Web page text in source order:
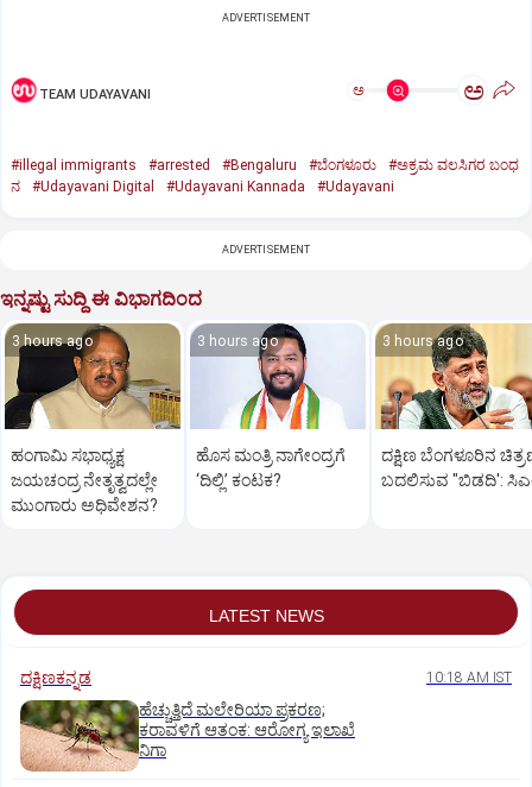
ADVERTISEMENT
TEAM UDAYAVANI ಅ ಅ
#illegal immigrants #arrested #Bengaluru #ಬೆಂಗಳೂರು
#ಅಕ್ರಮ ವಲಸಿಗರ ಬಂಧ
ನ
#Udayavani Digital #Udayavani Kannada #Udayavani
ADVERTISEMENT
ಇನ್ನಷ್ಟು ಸುದ್ದಿ ಈ ವಿಭಾಗದಿಂದ
3 hours ago
ಹಂಗಾಮಿ ಸಭಾಧ್ಯಕ್ಷ
ಜಯಚಂದ್ರ ನೇತೃತ್ವದಲ್ಲೇ
ಮುಂಗಾರು ಅಧಿವೇಶನ?
3 hours ago
ಹೊಸ ಮಂತ್ರಿ ನಾಗೇಂದ್ರಗೆ
‘ದಿಲ್ಲಿ’ ಕಂಟಕ?
3 hours ago
ದಕ್ಷಿಣ ಬೆಂಗಳೂರಿನ
ಬದಲಿಸುವ "ಬಿಡದಿ':
LATEST NEWS
ದಕ್ಷಿಣಕನ್ನಡ 10:18 AM IST
ಹೆಚ್ಚುತ್ತಿದೆ ಮಲೇರಿಯಾ ಪ್ರಕರಣ;
ಕರಾವಳಿಗೆ ಆತಂಕ: ಆರೋಗ್ಯ ಇಲಾಖೆ
ನಿಗಾ